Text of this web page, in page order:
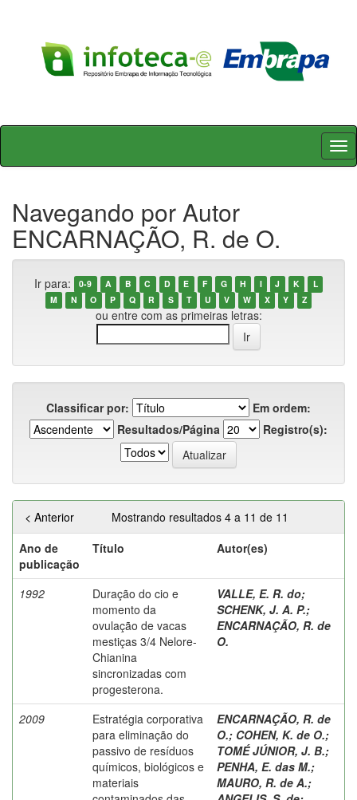
Skip
Navegando por Autor
ENCARNAÇÃO, R. de O.
Ir para: 0-9 A B C D E F G H I J K
L
M
N O P Q R S T U V W X Y Z
ou entre com as primeiras letras:
Classificar por:
Em ordem:
Resultados/Página
Registro(s):
Mostrando resultados 4 a 11 de 11
< Anterior
Ano de
publicação
Título Autor(es)
1992
Duração do cio e
momento da
ovulação de vacas
mestiças 3/4 Nelore-
Chianina
sincronizadas com
progesterona.
VALLE, E. R. do;
SCHENK, J. A. P.;
ENCARNAÇÃO, R. de
O.
2009
Estratégia corporativa
para eliminação do
passivo de resíduos
químicos, biológicos e
materiais
ENCARNAÇÃO, R. de
O.; COHEN, K. de O.;
TOMÉ JÚNIOR, J. B.;
PENHA, E. das M.;
MAURO, R. de A.;